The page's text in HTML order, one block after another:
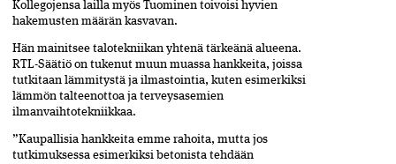
Kollegojensa lailla myös Tuominen toivoisi hyvien
hakemusten määrän kasvavan.
Hän mainitsee talotekniikan yhtenä tärkeänä alueena.
RTL-Säätiö on tukenut muun muassa hankkeita, joissa
tutkitaan lämmitystä ja ilmastointia, kuten esimerkiksi
lämmön talteenottoa ja terveysasemien
ilmanvaihtotekniikkaa.
”Kaupallisia hankkeita emme rahoita, mutta jos
tutkimuksessa esimerkiksi betonista tehdään